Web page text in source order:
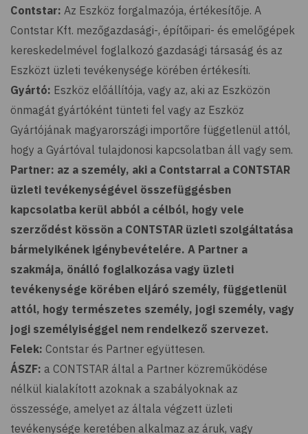
Contstar: Az Eszköz forgalmazója, értékesítője. A
Contstar Kft. mezőgazdasági-, építőipari- és emelőgépek
kereskedelmével foglalkozó gazdasági társaság és az
Eszközt üzleti tevékenysége körében értékesíti.
Gyártó: Eszköz előállítója, vagy az, aki az Eszközön
önmagát gyártóként tünteti fel vagy az Eszköz
Gyártójának magyarországi importőre függetlenül attól,
hogy a Gyártóval tulajdonosi kapcsolatban áll vagy sem.
Partner: az a személy, aki a Contstarral a CONTSTAR
üzleti tevékenységével összefüggésben
kapcsolatba kerül abból a célból, hogy vele
szerződést kössön a CONTSTAR üzleti szolgáltatása
bármelyikének igénybevételére. A Partner a
szakmája, önálló foglalkozása vagy üzleti
tevékenysége körében eljáró személy, függetlenül
attól, hogy természetes személy, jogi személy, vagy
jogi személyiséggel nem rendelkező szervezet.
Felek: Contstar és Partner együttesen.
ÁSZF: a CONTSTAR által a Partner közreműködése
nélkül kialakított azoknak a szabályoknak az
összessége, amelyet az általa végzett üzleti
tevékenysége keretében alkalmaz az áruk, vagy